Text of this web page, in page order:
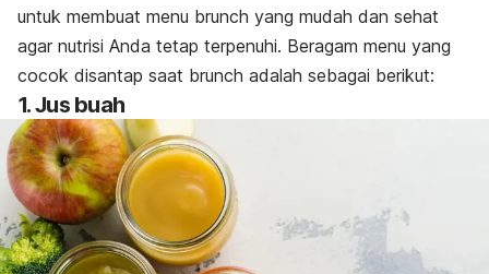
untuk membuat menu brunch yang mudah dan sehat
agar nutrisi Anda tetap terpenuhi. Beragam menu yang
cocok disantap saat brunch adalah sebagai berikut:
1. Jus buah